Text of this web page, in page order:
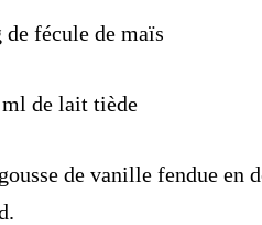
de fécule de maïs
de lait tiède
de vanille fendue en